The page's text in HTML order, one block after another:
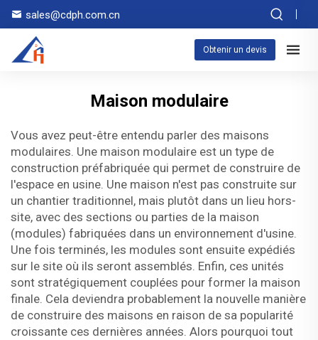
sales@cdph.com.cn
Obtenir un devis
Maison modulaire
Vous avez peut-être entendu parler des maisons
modulaires. Une maison modulaire est un type de
construction préfabriquée qui permet de construire de
l'espace en usine. Une maison n'est pas construite sur
un chantier traditionnel, mais plutôt dans un lieu hors-
site, avec des sections ou parties de la maison
(modules) fabriquées dans un environnement d'usine.
Une fois terminés, les modules sont ensuite expédiés
sur le site où ils seront assemblés. Enfin, ces unités
sont stratégiquement couplées pour former la maison
finale. Cela deviendra probablement la nouvelle manière
de construire des maisons en raison de sa popularité
croissante ces dernières années. Alors pourquoi tout